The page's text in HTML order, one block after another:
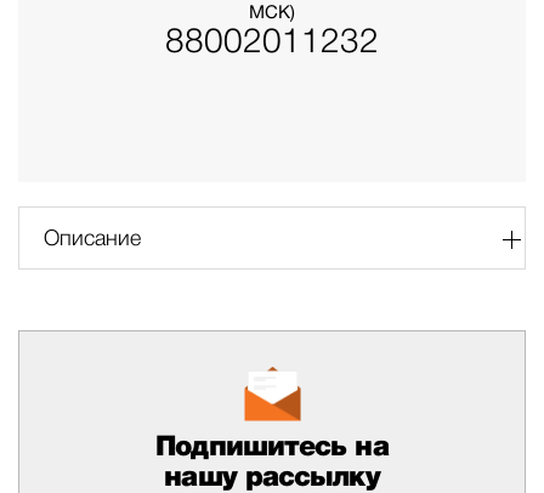
МСК)
88002011232
Описание
Подпишитесь на
нашу рассылку